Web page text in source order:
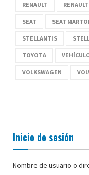
RENAULT
SEAT SEAT
STELLANTIS
TOYOTA
VOLKSWAGEN
Inicio de sesión
Nombre de usuario o